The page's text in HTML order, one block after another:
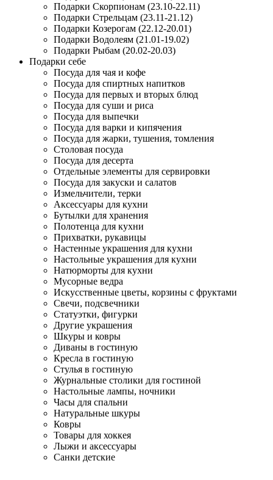
Подарки Скорпионам (23.10-22.11)
Подарки Стрельцам (23.11-21.12)
Подарки Козерогам (22.12-20.01)
Подарки Водолеям (21.01-19.02)
Подарки Рыбам (20.02-20.03)
Подарки себе
Посуда для чая и кофе
Посуда для спиртных напитков
Посуда для первых и вторых блюд
Посуда для суши и риса
Посуда для выпечки
Посуда для варки и кипячения
Посуда для жарки, тушения, томления
Столовая посуда
Посуда для десерта
Отдельные элементы для сервировки
Посуда для закуски и салатов
Измельчители, терки
Аксессуары для кухни
Бутылки для хранения
Полотенца для кухни
Прихватки, рукавицы
Настенные украшения для кухни
Настольные украшения для кухни
Натюрморты для кухни
Мусорные ведра
Искусственные цветы, корзины с фруктами
Свечи, подсвечники
Статуэтки, фигурки
Другие украшения
Шкуры и ковры
Диваны в гостиную
Кресла в гостиную
Стулья в гостиную
Журнальные столики для гостиной
Настольные лампы, ночники
Часы для спальни
Натуральные шкуры
Ковры
Товары для хоккея
Лыжи и аксессуары
Санки детские